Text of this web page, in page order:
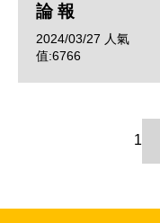
論 報
2024/03/27 人氣
值:6766
1